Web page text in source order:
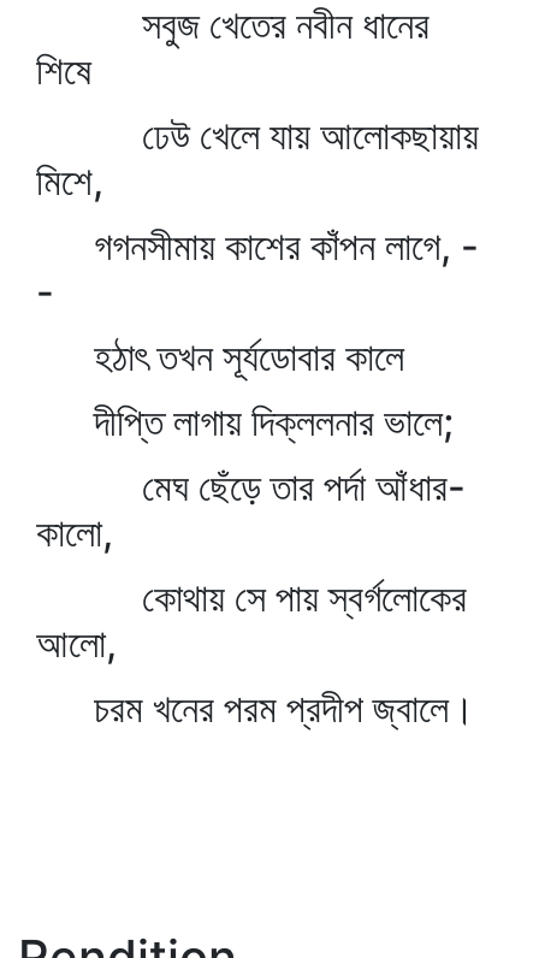
সবুজ খেতের নবীন ধানের
শিষে
ঢেউ খেলে যায় আলোকছায়ায়
মিশে,
গগনসীমায় কাশের কাঁপন লাগে, -
-
হঠাৎ তখন সূর্যডোবার কালে
দীপ্তি লাগায় দিক্‌ললনার ভালে;
মেঘ ছেঁড়ে তার পর্দা আঁধার-
কালো,
কোথায় সে পায় স্বর্গলোকের
আলো,
চরম খনের পরম প্রদীপ জ্বালে।